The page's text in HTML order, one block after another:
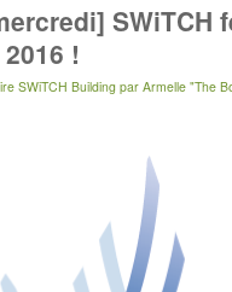
SWiTCH
!
SWiTCH Building par Armelle "The